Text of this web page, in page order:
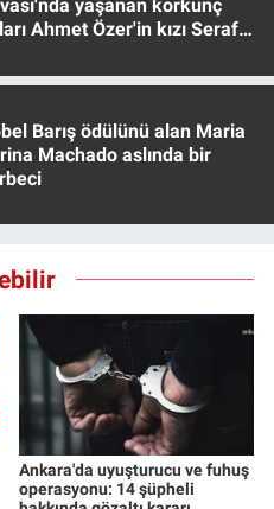
yaşanan korkunç
Ahmet Özer'in kızı Seraf
Barış ödülünü alan Maria
Machado aslında bir
Ankara'da uyuşturucu ve fuhuş
operasyonu: 14 şüpheli